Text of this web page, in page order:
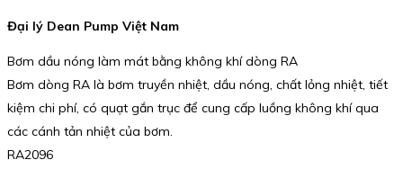
Đại lý Dean Pump Việt Nam
Bơm dầu nóng làm mát bằng không khí dòng RA
Bơm dòng RA là bơm truyền nhiệt, dầu nóng, chất lỏng nhiệt, tiết
kiệm chi phí, có quạt gắn trục để cung cấp luồng không khí qua
các cánh tản nhiệt của bơm.
RA2096